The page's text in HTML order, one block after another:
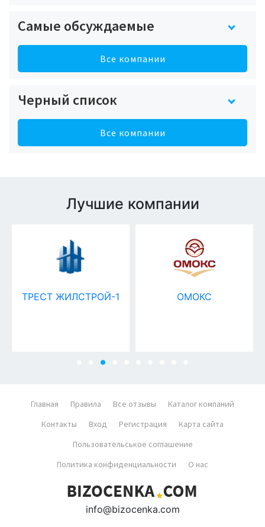
Самые обсуждаемые
Все компании
Черный список
Все компании
Лучшие компании
ТРЕСТ ЖИЛСТРОЙ-1 ОМОКС
Главная Правила Все отзывы
Каталог компаний
Контакты
Вход Регистрация
Карта сайта
Пользовательськое соглашение
Политика конфиденциальности
О нас
info@bizocenka.com